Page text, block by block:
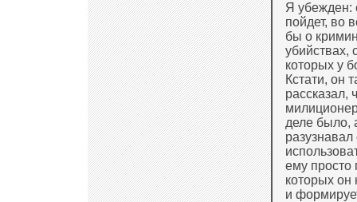
Я убежден:
пойдет, во
бы о
убийствах,
которых у
Кстати, он
рассказал,
деле было,
ему просто
которых он
и